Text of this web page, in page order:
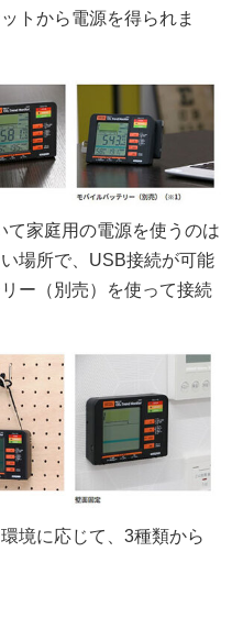
トから電源を得られま
家庭用の電源を使うのは
場所で、USB接続が可能
ー（別売）を使って接続
境に応じて、3種類から